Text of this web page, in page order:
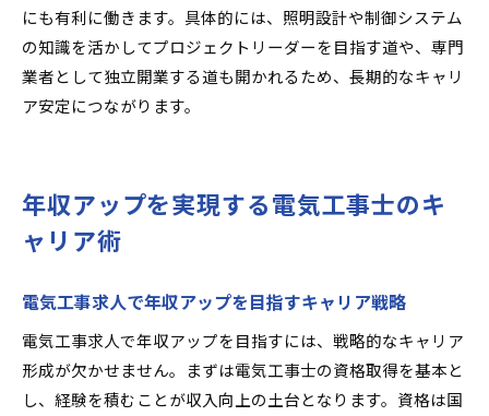
にも有利に働きます。具体的には、照明設計や制御システム
の知識を活かしてプロジェクトリーダーを目指す道や、専門
業者として独立開業する道も開かれるため、長期的なキャリ
ア安定につながります。
年収アップを実現する電気工事士のキ
ャリア術
電気工事求人で年収アップを目指すキャリア戦略
電気工事求人で年収アップを目指すには、戦略的なキャリア
形成が欠かせません。まずは電気工事士の資格取得を基本と
し、経験を積むことが収入向上の土台となります。資格は国